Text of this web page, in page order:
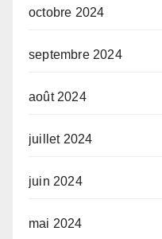
octobre 2024
septembre 2024
août 2024
juillet 2024
juin 2024
mai 2024